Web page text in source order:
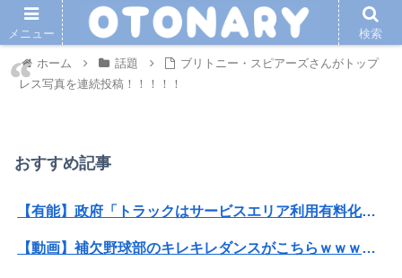
ホーム 話題
ブリトニー・スピアーズさんがトップ
レス写真を連続投稿！！！！！
おすすめ記事
【有能】政府「トラックはサービスエリア利用有料化すればサボらず走るし流問題解決じゃね？」
【動画】補欠野球部のキレキレダンスがこちらｗｗｗｗｗｗｗｗｗｗｗｗｗ
メニュー 検索